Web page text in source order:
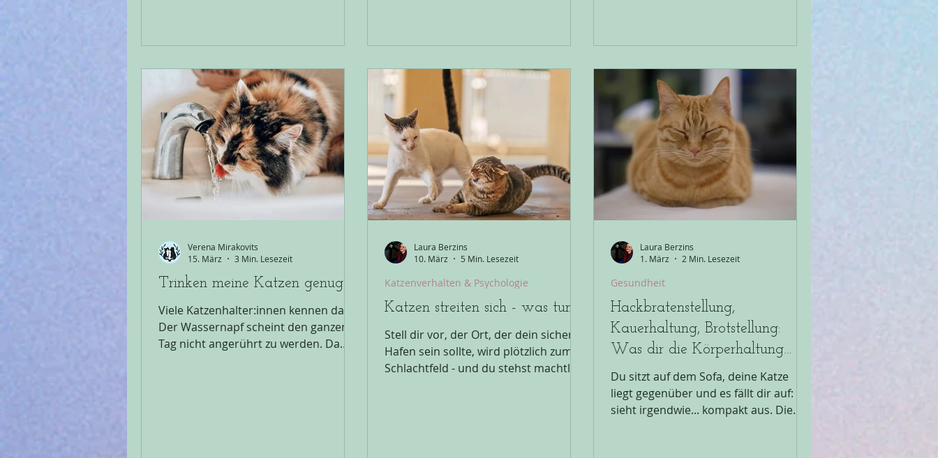
wir analysieren und abstellen können.
Unterschied macht Ist dir schon mal
aufgefallen, dass deine Katzen lieber
aus den kleinen Beutelchen fressen
als aus der Dose, obw
deinen eigenen vier Wänden machtlos
gegen die Zerstörungswut deines
Lieblings. Es ist frustrierend, es ist
teuer und es zehrt an der Bindung zu
deiner Miez. Wenn deine Katze an der
Ta
Fight, Flight, Freeze oder Flirt: Die 4
Wenn Katzen unter extremen Stress
stehen, schaltet ihr Kopf um. Das
rationale Denken wird blockiert und
Fight, Flight, Freeze oder Flirt: Die 4
Überlebensstrategien deiner Katzen
übernimmt. Als Halter:in ist es wichtig,
dass du
Trinken meine Katzen genug?
Viele Katzenhalter:innen kennen das:
Der Wassernapf scheint den ganzen
Tag nicht angerührt zu werden. Da
Verena Mirakovits
15. März
3 Min. Lesezeit
Katzen streiten sich - was tun?
Stell dir vor, der Ort, der dein sicherer
Hafen sein sollte, wird plötzlich zum
Schlachtfeld - und du stehst machtlos
Katzenverhalten & Psychologie
Laura Berzins
10. März
5 Min. Lesezeit
Hackbratenstellung,
Kauerhaltung, Brotstellung:
Was dir die Körperhaltung
deiner Katze wirklich verrät
Du sitzt auf dem Sofa, deine Katze
liegt gegenüber und es fällt dir auf: Sie
sieht irgendwie... kompakt aus. Die
Gesundheit
Laura Berzins
1. März
2 Min. Lesezeit